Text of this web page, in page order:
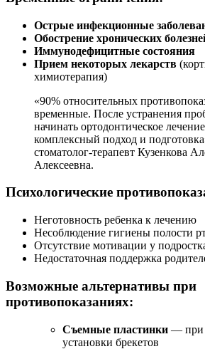
Острые инфекционные
Обострение хронических
Иммунодефицитные состояния
Прием некоторых лекарств
химиотерапия)
«90% относительных
временные. После устранения
начинать ортодонтическое
комплексный подход и
стоматолог-терапевт Кузенкова
Алексеевна.
Психологические
Неготовность ребенка к лечению
Несоблюдение гигиены полости
Отсутствие мотивации у
Недостаточная поддержка
Возможные альтернативы при
противопоказаниях:
Съемные пластинки — при
установки брекетов